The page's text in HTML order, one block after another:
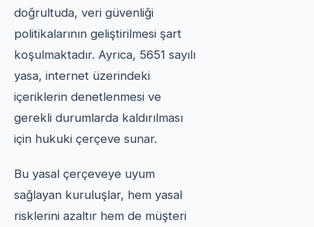
doğrultuda, veri güvenliği
politikalarının geliştirilmesi şart
koşulmaktadır. Ayrıca, 5651 sayılı
yasa, internet üzerindeki
içeriklerin denetlenmesi ve
gerekli durumlarda kaldırılması
için hukuki çerçeve sunar.
Bu yasal çerçeveye uyum
sağlayan kuruluşlar, hem yasal
risklerini azaltır hem de müşteri